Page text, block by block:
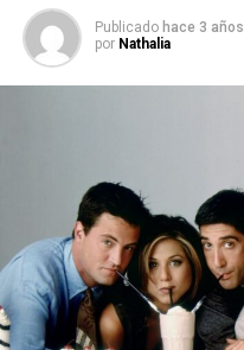
Publicado hace 3 años
por Nathalia